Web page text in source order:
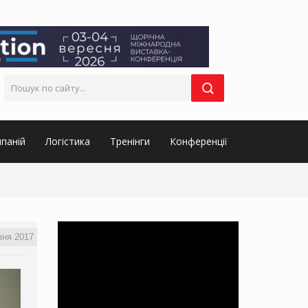
Логістика Тренінги Конференції
2017